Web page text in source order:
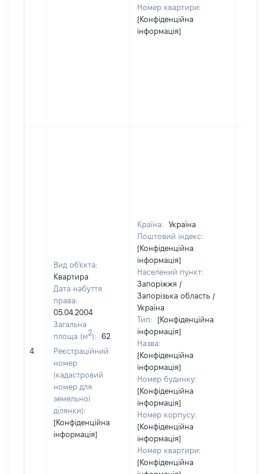
Номер квартири:
[Конфіденційна
інформація]
4
Вид об'єкта:
Квартира
Дата набуття
права:
05.04.2004
Загальна
площа (м2):
62
Реєстраційний
номер
(кадастровий
номер для
земельної
ділянки):
[Конфіденційна
інформація]
Країна:
Україна
Поштовий індекс:
[Конфіденційна
інформація]
Населений пункт:
Запоріжжя /
Запорізька область /
Україна
Тип:
[Конфіденційна
інформація]
Назва:
[Конфіденційна
інформація]
Номер будинку:
[Конфіденційна
інформація]
Номер корпусу:
[Конфіденційна
інформація]
Номер квартири:
[Конфіденційна